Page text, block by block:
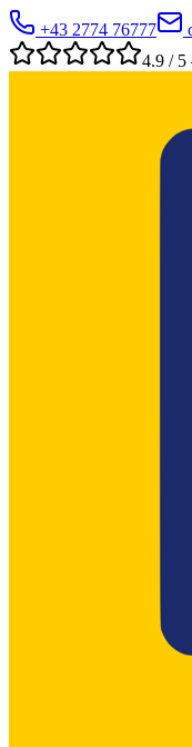
+43 2774 76777
4.9 / 5